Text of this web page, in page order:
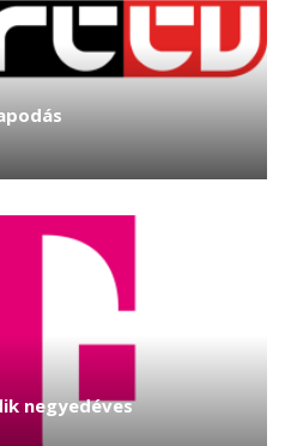
negyedéves